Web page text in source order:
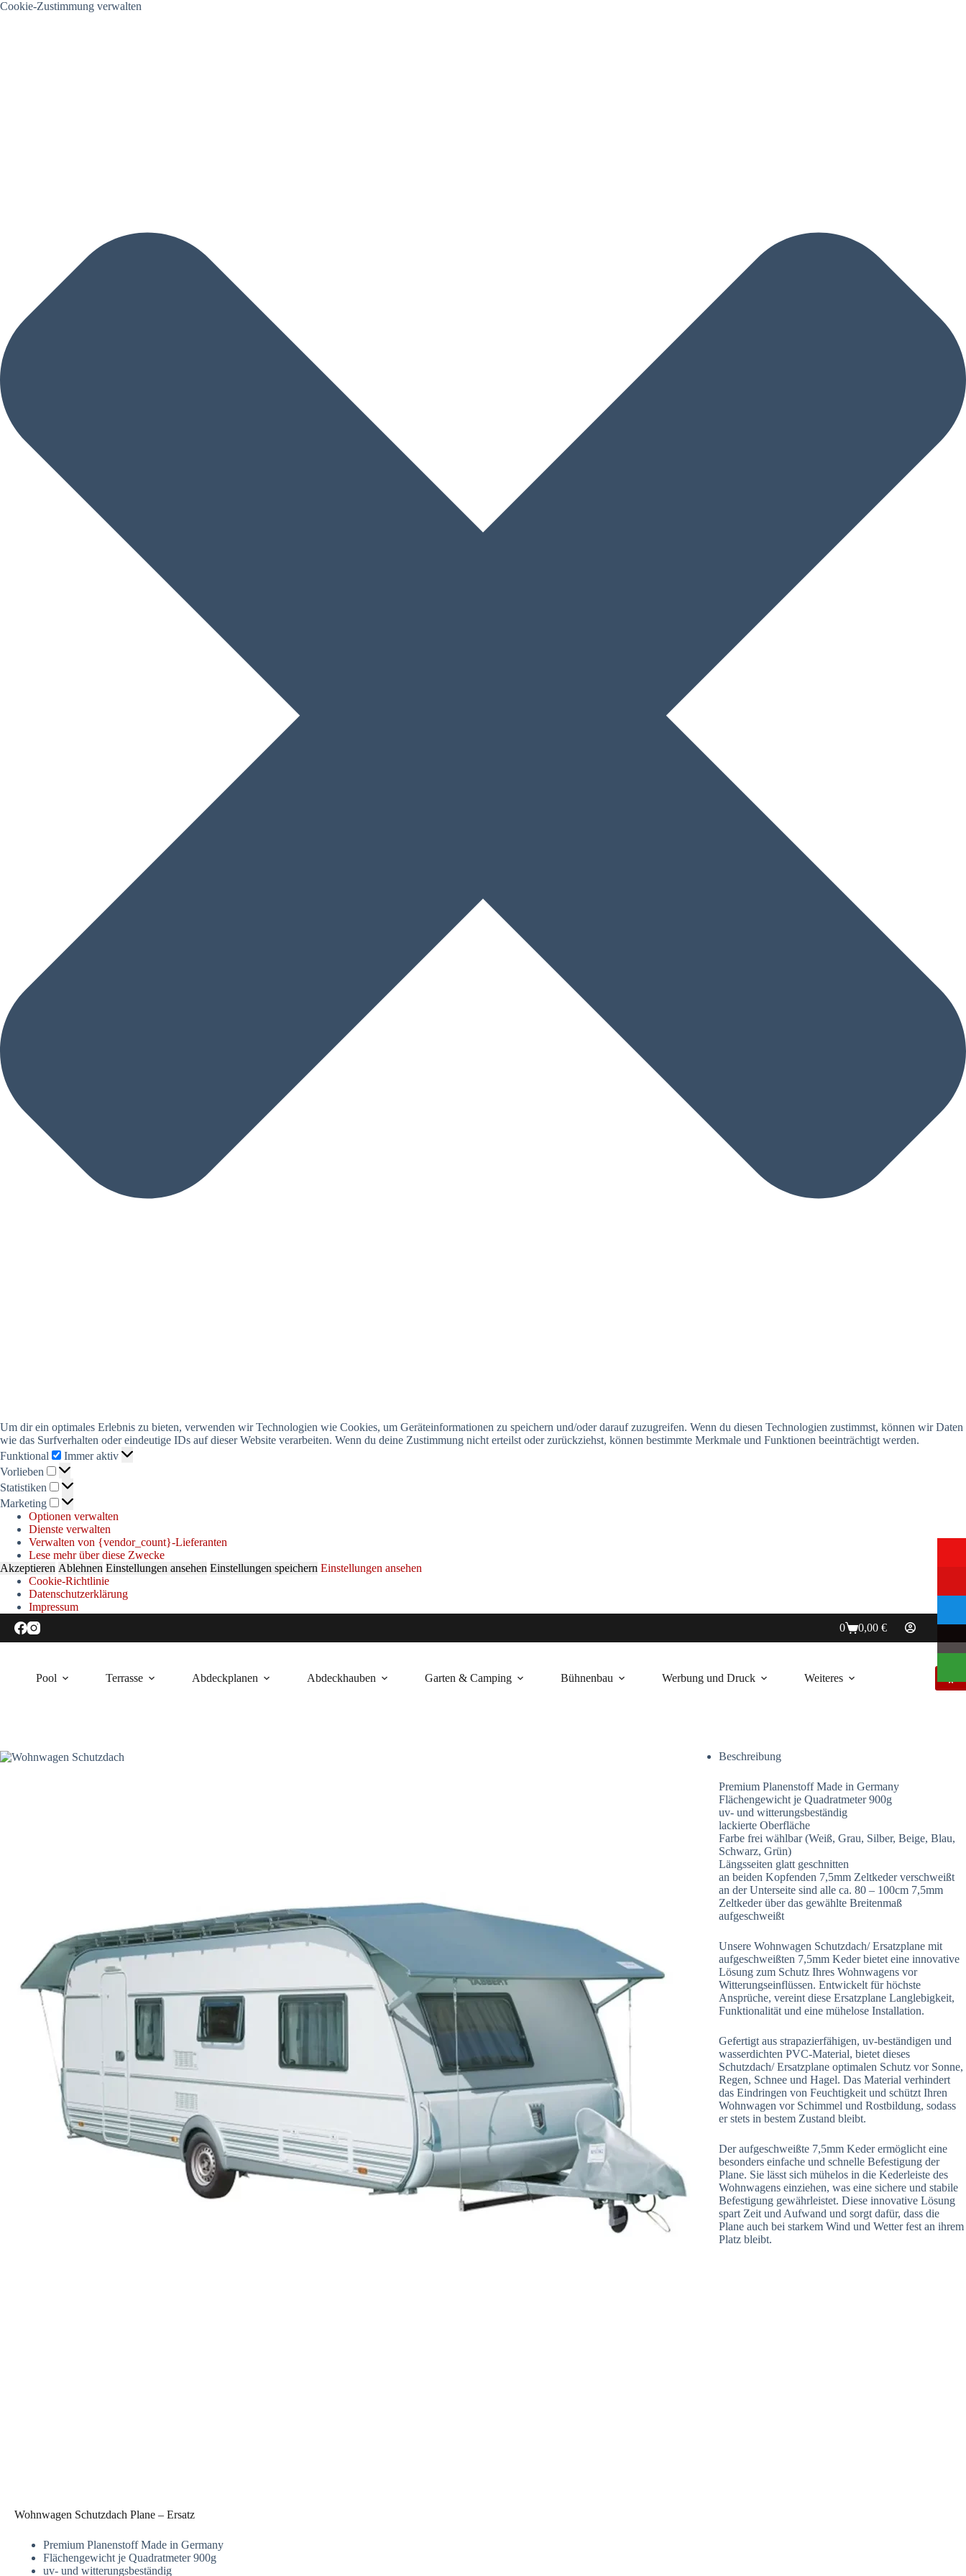
Cookie-Zustimmung verwalten
Um dir ein optimales Erlebnis zu bieten, verwenden wir Technologien wie Cookies, um Geräteinformationen zu speichern und/oder darauf zuzugreifen. Wenn du diesen Technologien zustimmst, können wir Daten
wie das Surfverhalten oder eindeutige IDs auf dieser Website verarbeiten. Wenn du deine Zustimmung nicht erteilst oder zurückziehst, können bestimmte Merkmale und Funktionen beeinträchtigt werden.
Funktional
Funktional
Immer aktiv
Vorlieben
Vorlieben
Statistiken Statistiken
Marketing Marketing
Optionen verwalten
Dienste verwalten
Verwalten von {vendor_count}-Lieferanten
Lese mehr über diese Zwecke
Akzeptieren Ablehnen Einstellungen ansehen Einstellungen speichern Einstellungen ansehen
Cookie-Richtlinie
Datenschutzerklärung
Impressum
Zum
Inhalt
springen
Warenkorb
0,00 €
0
Pool Terrasse Abdeckplanen Abdeckhauben Garten & Camping Bühnenbau Werbung und Druck Weiteres
Wohnwagen Schutzdach Plane – Ersatz
Premium Planenstoff Made in Germany
Flächengewicht je Quadratmeter 900g
uv- und witterungsbeständig
Beschreibung
Premium Planenstoff Made in Germany
Flächengewicht je Quadratmeter 900g
uv- und witterungsbeständig
lackierte Oberfläche
Farbe frei wählbar (Weiß, Grau, Silber, Beige, Blau,
Schwarz, Grün)
Längsseiten glatt geschnitten
an beiden Kopfenden 7,5mm Zeltkeder verschweißt
an der Unterseite sind alle ca. 80 – 100cm 7,5mm
Zeltkeder über das gewählte Breitenmaß
aufgeschweißt
Unsere Wohnwagen Schutzdach/ Ersatzplane mit
aufgeschweißten 7,5mm Keder bietet eine innovative
Lösung zum Schutz Ihres Wohnwagens vor
Witterungseinflüssen. Entwickelt für höchste
Ansprüche, vereint diese Ersatzplane Langlebigkeit,
Funktionalität und eine mühelose Installation.
Gefertigt aus strapazierfähigen, uv-beständigen und
wasserdichten PVC-Material, bietet dieses
Schutzdach/ Ersatzplane optimalen Schutz vor Sonne,
Regen, Schnee und Hagel. Das Material verhindert
das Eindringen von Feuchtigkeit und schützt Ihren
Wohnwagen vor Schimmel und Rostbildung, sodass
er stets in bestem Zustand bleibt.
Der aufgeschweißte 7,5mm Keder ermöglicht eine
besonders einfache und schnelle Befestigung der
Plane. Sie lässt sich mühelos in die Kederleiste des
Wohnwagens einziehen, was eine sichere und stabile
Befestigung gewährleistet. Diese innovative Lösung
spart Zeit und Aufwand und sorgt dafür, dass die
Plane auch bei starkem Wind und Wetter fest an ihrem
Platz bleibt.